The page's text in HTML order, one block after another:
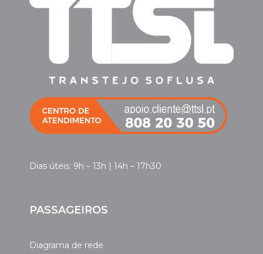
Dias úteis: 9h – 13h | 14h – 17h30
PASSAGEIROS
Diagrama de rede